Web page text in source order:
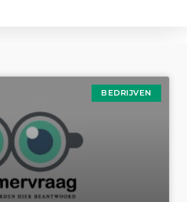
BEDRIJVEN